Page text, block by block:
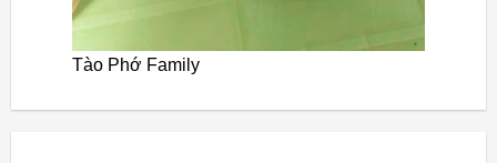
Tào Phớ Family